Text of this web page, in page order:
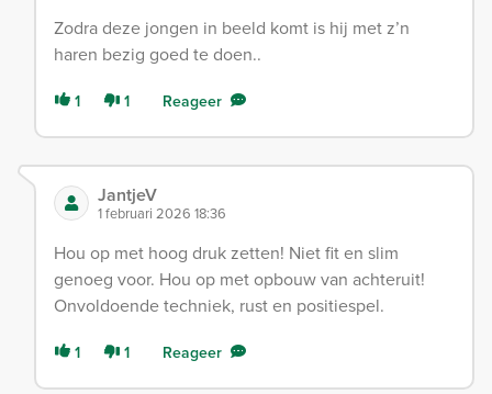
Zodra deze jongen in beeld komt is hij met z’n
haren bezig goed te doen..
1 1 Reageer
JantjeV
1 februari 2026 18:36
Hou op met hoog druk zetten! Niet fit en slim
genoeg voor. Hou op met opbouw van achteruit!
Onvoldoende techniek, rust en positiespel.
1 1 Reageer